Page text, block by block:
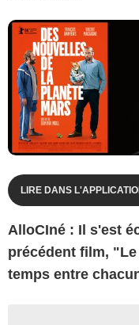
LIRE DANS
AlloCIné : Il s'est
précédent film,
temps entre